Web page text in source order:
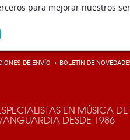
para mejorar nuestros
EN MÚSICA DE
DESDE 1986
DE ENVÍ­O BOLETÍN DE